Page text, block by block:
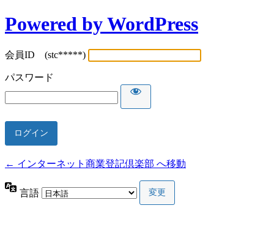
Powered by WordPress
会員ID (stc*****)
パスワード
← インターネット商業登記倶楽部 へ移動
言語